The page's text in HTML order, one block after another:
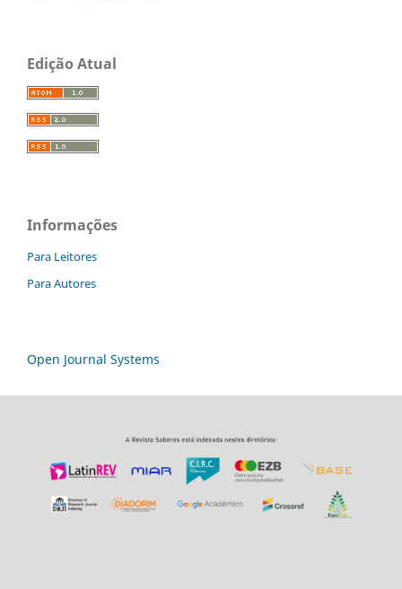
Edição Atual
Informações
Para Leitores
Para Autores
Open Journal Systems